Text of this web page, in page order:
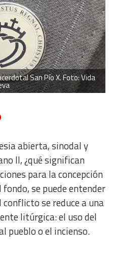
San Pío X. Foto: Vida
abierta, sinodal y
II, ¿qué significan
para la concepción
fondo, se puede entender
se reduce a una
litúrgica: el uso del
pueblo o el incienso.